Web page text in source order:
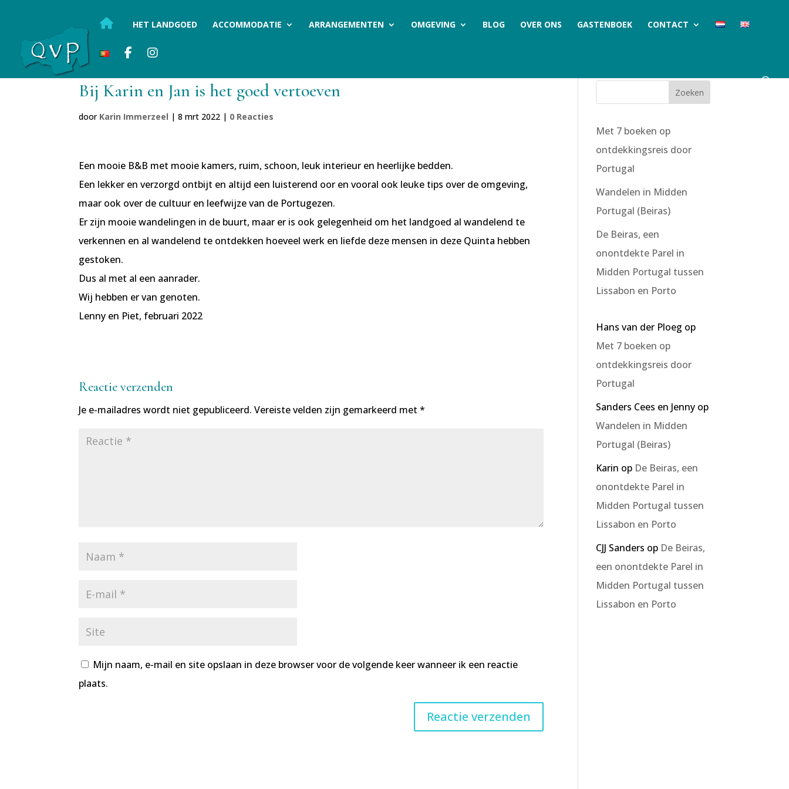
HET LANDGOED ACCOMMODATIE ARRANGEMENTEN OMGEVING BLOG OVER ONS GASTENBOEK CONTACT
Bij Karin en Jan is het goed vertoeven
door Karin Immerzeel |8 mrt 2022 | 0 Reacties
Een mooie B&B met mooie kamers, ruim, schoon, leuk interieur en heerlijke bedden.
Een lekker en verzorgd ontbijt en altijd een luisterend oor en vooral ook leuke tips over de omgeving,
maar ook over de cultuur en leefwijze van de Portugezen.
Er zijn mooie wandelingen in de buurt, maar er is ook gelegenheid om het landgoed al wandelend te
verkennen en al wandelend te ontdekken hoeveel werk en liefde deze mensen in deze Quinta hebben
gestoken.
Dus al met al een aanrader.
Wij hebben er van genoten.
Lenny en Piet, februari 2022
Reactie verzenden
Je e-mailadres wordt niet gepubliceerd. Vereiste velden zijn gemarkeerd met*
Mijn naam, e-mail en site opslaan in deze browser voor de volgende keer wanneer ik een reactie
plaats.
Met 7 boeken op
ontdekkingsreis door
Portugal
Wandelen in Midden
Portugal (Beiras)
De Beiras, een
onontdekte Parel in
Midden Portugal tussen
Lissabon en Porto
Hans van der Ploeg op
Met 7 boeken op
ontdekkingsreis door
Portugal
Sanders Cees en Jenny op
Wandelen in Midden
Portugal (Beiras)
Karin op De Beiras, een
onontdekte Parel in
Midden Portugal tussen
Lissabon en Porto
CJJ Sanders op De Beiras,
een onontdekte Parel in
Midden Portugal tussen
Lissabon en Porto